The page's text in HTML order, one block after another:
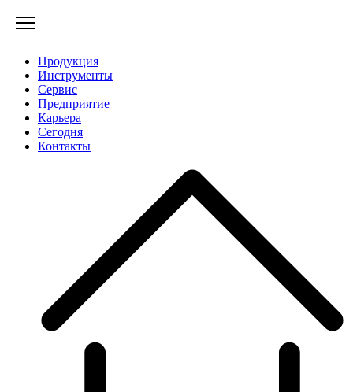
Продукция
Инструменты
Сервис
Предприятие
Карьера
Cегодня
Контакты